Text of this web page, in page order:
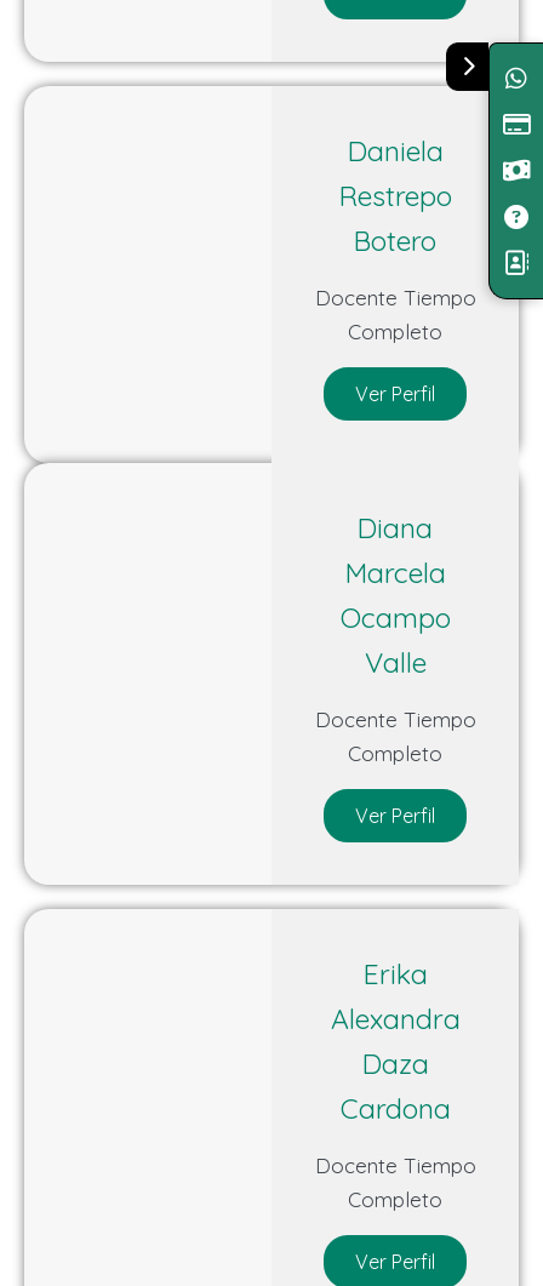
Daniela
Restrepo
Botero
Docente Tiempo
Completo
Ver Perfil
Diana
Marcela
Ocampo
Valle
Docente Tiempo
Completo
Ver Perfil
Erika
Alexandra
Daza
Cardona
Docente Tiempo
Completo
Ver Perfil